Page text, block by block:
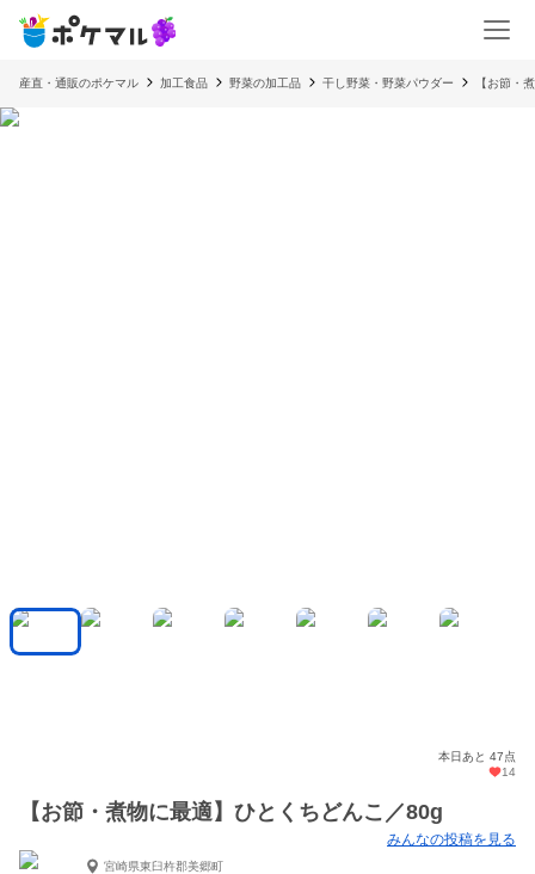
産直・通販のポケマル 加工食品 野菜の加工品 干し野菜・野菜パウダー 【お節・
本日あと 47点
14
【お節・煮物に最適】ひとくちどんこ／80g
みんなの投稿を見る
宮崎県東臼杵郡美郷町